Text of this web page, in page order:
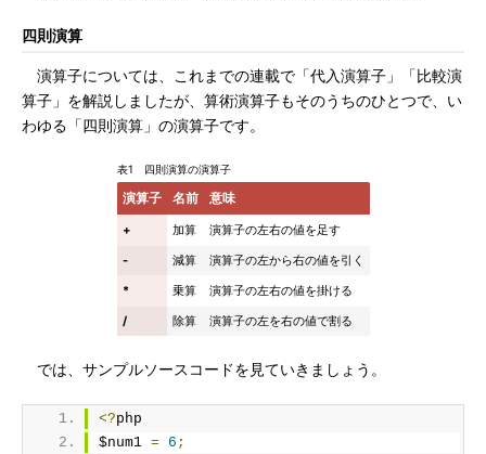
四則演算
演算子については、これまでの連載で「代入演算子」「比較演
算子」を解説しましたが、算術演算子もそのうちのひとつで、い
わゆる「四則演算」の演算子です。
表1 四則演算の演算子
演算子 名前 意味
+ 加算
演算子の左右の値を足す
-
減算
演算子の左から右の値を引く
*
乗算
演算子の左右の値を掛ける
/
除算 演算子の左を右の値で割る
では、サンプルソースコードを見ていきましょう。
<?php
$num1 = 6 ;